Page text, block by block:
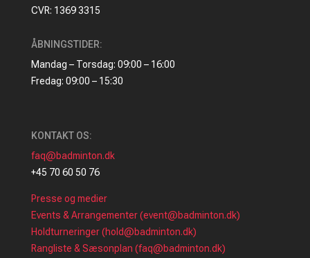
CVR: 1369 3315
ÅBNINGSTIDER:
Mandag – Torsdag: 09:00 – 16:00
Fredag: 09:00 – 15:30
KONTAKT OS:
faq@badminton.dk
+45 70 60 50 76
Presse og medier
Events & Arrangementer (event@badminton.dk)
Holdturneringer (hold@badminton.dk)
Rangliste & Sæsonplan (faq@badminton.dk)